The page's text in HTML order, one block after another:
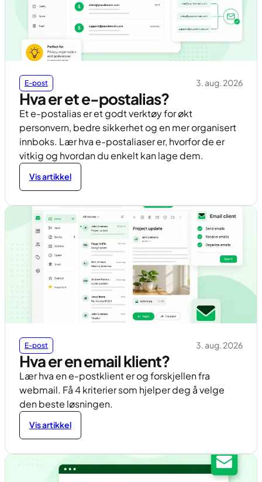
E-post 3. aug. 2026
Hva er et e-postalias?
Et e-postalias er et godt verktøy for økt
personvern, bedre sikkerhet og en mer organisert
innboks. Lær hva e-postaliaser er, hvorfor de er
vitkig og hvordan du enkelt kan lage dem.
Vis artikkel
E-post 3. aug. 2026
Hva er en email klient?
Lær hva en e-postklient er og forskjellen fra
webmail. Få 4 kriterier som hjelper deg å velge
den beste løsningen.
Vis artikkel